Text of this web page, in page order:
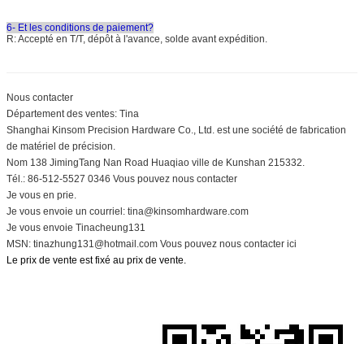
6- Et les conditions de paiement?
R: Accepté en T/T, dépôt à l'avance, solde avant expédition.
Nous contacter
Département des ventes: Tina
Shanghai Kinsom Precision Hardware Co., Ltd. est une société de fabrication
de matériel de précision.
Nom 138 JimingTang Nan Road Huaqiao ville de Kunshan 215332.
Tél.: 86-512-5527 0346 Vous pouvez nous contacter
Je vous en prie.
Je vous envoie un courriel: tina@kinsomhardware.com
Je vous envoie Tinacheung131
MSN: tinazhung131@hotmail.com Vous pouvez nous contacter ici
Le prix de vente est fixé au prix de vente.